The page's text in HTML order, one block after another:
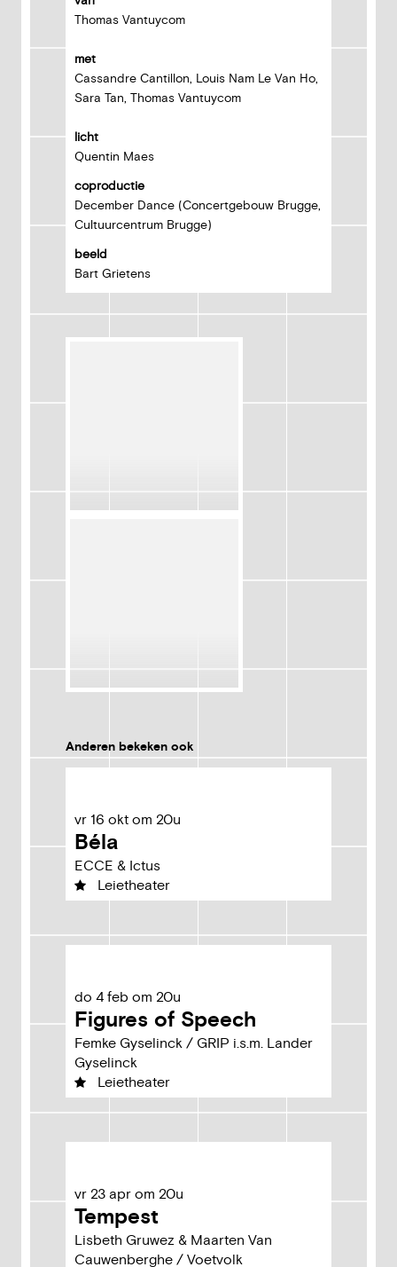
Thomas Vantuycom
met
Cassandre Cantillon, Louis Nam Le Van Ho,
Sara Tan, Thomas Vantuycom
licht
Quentin Maes
coproductie
December Dance (Concertgebouw Brugge,
Cultuurcentrum Brugge)
beeld
Bart Grietens
Anderen bekeken ook
vr 16 okt om 20u
Béla
ECCE & Ictus
Leietheater
do 4 feb om 20u
Figures of Speech
Femke Gyselinck / GRIP i.s.m. Lander
Gyselinck
Leietheater
vr 23 apr om 20u
Tempest
Lisbeth Gruwez & Maarten Van
Cauwenberghe / Voetvolk